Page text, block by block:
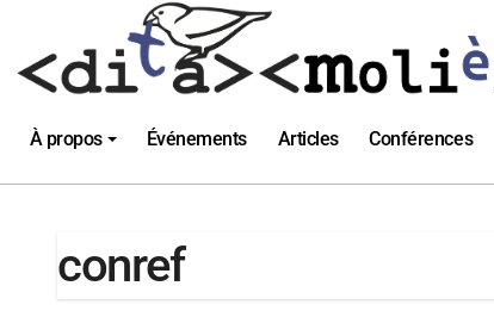
contenu
À propos Événements Articles Conférences
conref